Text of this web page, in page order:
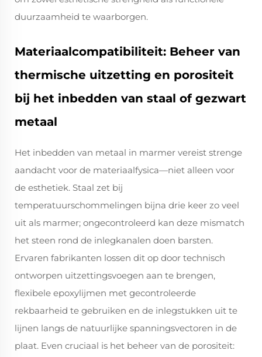
duurzaamheid te waarborgen.
Materiaalcompatibiliteit: Beheer van
thermische uitzetting en porositeit
bij het inbedden van staal of gezwart
metaal
Het inbedden van metaal in marmer vereist strenge
aandacht voor de materiaalfysica—niet alleen voor
de esthetiek. Staal zet bij
temperatuurschommelingen bijna drie keer zo veel
uit als marmer; ongecontroleerd kan deze mismatch
het steen rond de inlegkanalen doen barsten.
Ervaren fabrikanten lossen dit op door technisch
ontworpen uitzettingsvoegen aan te brengen,
flexibele epoxylijmen met gecontroleerde
rekbaarheid te gebruiken en de inlegstukken uit te
lijnen langs de natuurlijke spanningsvectoren in de
plaat. Even cruciaal is het beheer van de porositeit: